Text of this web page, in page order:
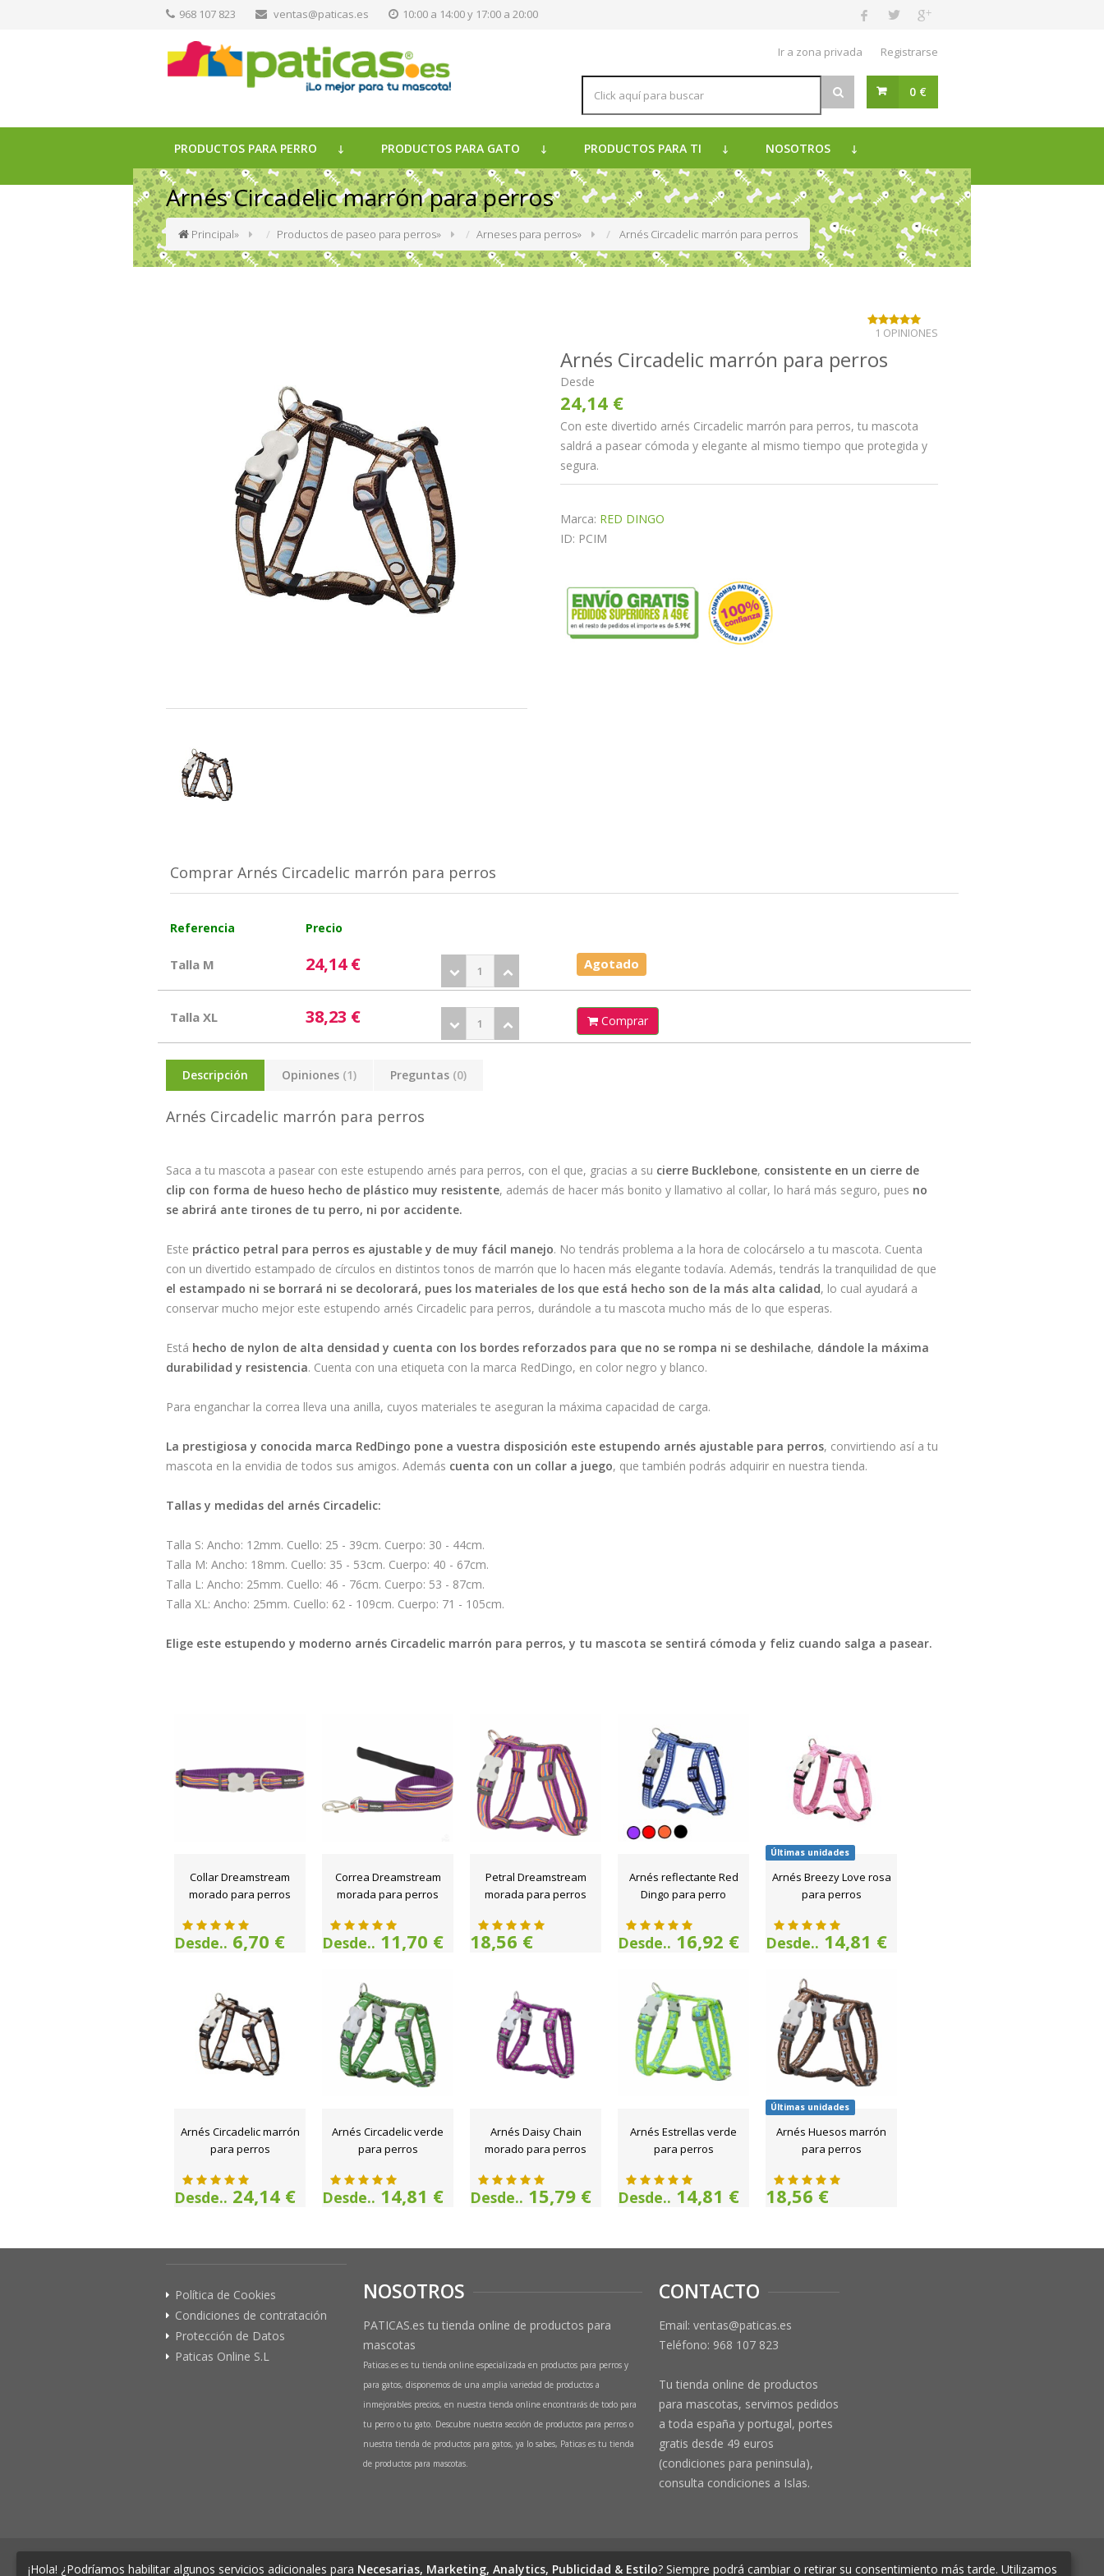
968 107 823 ventas@paticas.es 10:00 a 14:00 y 17:00 a 20:00
Ir a zona privada Registrarse
0 €
PRODUCTOS PARA PERRO PRODUCTOS PARA GATO PRODUCTOS PARA TI NOSOTROS
Arnés Circadelic marrón para perros
Principal» Productos de paseo para perros» Arneses para perros» Arnés Circadelic marrón para perros
Arnés Circadelic marrón para perros
Desde
24,14 €
1 OPINIONES
Con este divertido arnés Circadelic marrón para perros, tu mascota
saldrá a pasear cómoda y elegante al mismo tiempo que protegida y
segura.
Marca: RED DINGO
ID: PCIM
Comprar Arnés Circadelic marrón para perros
Referencia Precio
Talla M 24,14 € Agotado
Talla XL 38,23 € Comprar
Descripción Opiniones (1) Preguntas (0)
Arnés Circadelic marrón para perros
Saca a tu mascota a pasear con este estupendo arnés para perros, con el que, gracias a su cierre Bucklebone, consistente en un cierre de
clip con forma de hueso hecho de plástico muy resistente, además de hacer más bonito y llamativo al collar, lo hará más seguro, pues no
se abrirá ante tirones de tu perro, ni por accidente.
Este práctico petral para perros es ajustable y de muy fácil manejo. No tendrás problema a la hora de colocárselo a tu mascota. Cuenta
con un divertido estampado de círculos en distintos tonos de marrón que lo hacen más elegante todavía. Además, tendrás la tranquilidad de que
el estampado ni se borrará ni se decolorará, pues los materiales de los que está hecho son de la más alta calidad, lo cual ayudará a
conservar mucho mejor este estupendo arnés Circadelic para perros, durándole a tu mascota mucho más de lo que esperas.
Está hecho de nylon de alta densidad y cuenta con los bordes reforzados para que no se rompa ni se deshilache, dándole la máxima
durabilidad y resistencia. Cuenta con una etiqueta con la marca RedDingo, en color negro y blanco.
Para enganchar la correa lleva una anilla, cuyos materiales te aseguran la máxima capacidad de carga.
La prestigiosa y conocida marca RedDingo pone a vuestra disposición este estupendo arnés ajustable para perros, convirtiendo así a tu
mascota en la envidia de todos sus amigos. Además cuenta con un collar a juego, que también podrás adquirir en nuestra tienda.
Tallas y medidas del arnés Circadelic:
Talla S: Ancho: 12mm. Cuello: 25 - 39cm. Cuerpo: 30 - 44cm.
Talla M: Ancho: 18mm. Cuello: 35 - 53cm. Cuerpo: 40 - 67cm.
Talla L: Ancho: 25mm. Cuello: 46 - 76cm. Cuerpo: 53 - 87cm.
Talla XL: Ancho: 25mm. Cuello: 62 - 109cm. Cuerpo: 71 - 105cm.
Elige este estupendo y moderno arnés Circadelic marrón para perros, y tu mascota se sentirá cómoda y feliz cuando salga a pasear.
Collar Dreamstream
morado para perros
Desde.. 6,70 €
Correa Dreamstream
morada para perros
Desde.. 11,70 €
Petral Dreamstream
morada para perros
18,56 €
Arnés reflectante Red
Dingo para perro
Desde.. 16,92 €
Últimas unidades
Arnés Breezy Love rosa
para perros
Desde.. 14,81 €
Arnés Circadelic marrón
para perros
Desde.. 24,14 €
Arnés Circadelic verde
para perros
Desde.. 14,81 €
Arnés Daisy Chain
morado para perros
Desde.. 15,79 €
Arnés Estrellas verde
para perros
Desde.. 14,81 €
Últimas unidades
Arnés Huesos marrón
para perros
18,56 €
Política de Cookies
Condiciones de contratación
Protección de Datos
Paticas Online S.L
NOSOTROS
PATICAS.es tu tienda online de productos para
mascotas
Paticas.es es tu tienda online especializada en productos para perros y
para gatos, disponemos de una amplia variedad de productos a
inmejorables precios, en nuestra tienda online encontrarás de todo para
tu perro o tu gato. Descubre nuestra sección de productos para perros o
nuestra tienda de productos para gatos, ya lo sabes, Paticas es tu tienda
de productos para mascotas.
CONTACTO
Email: ventas@paticas.es
Teléfono: 968 107 823
Tu tienda online de productos
para mascotas, servimos pedidos
a toda españa y portugal, portes
gratis desde 49 euros
(condiciones para peninsula),
consulta condiciones a Islas.
© 2026 PATICAS.es tu tienda online de productos para mascotas
¡Hola! ¿Podríamos habilitar algunos servicios adicionales para Necesarias, Marketing, Analytics, Publicidad & Estilo? Siempre podrá cambiar o retirar su consentimiento más tarde. Utilizamos